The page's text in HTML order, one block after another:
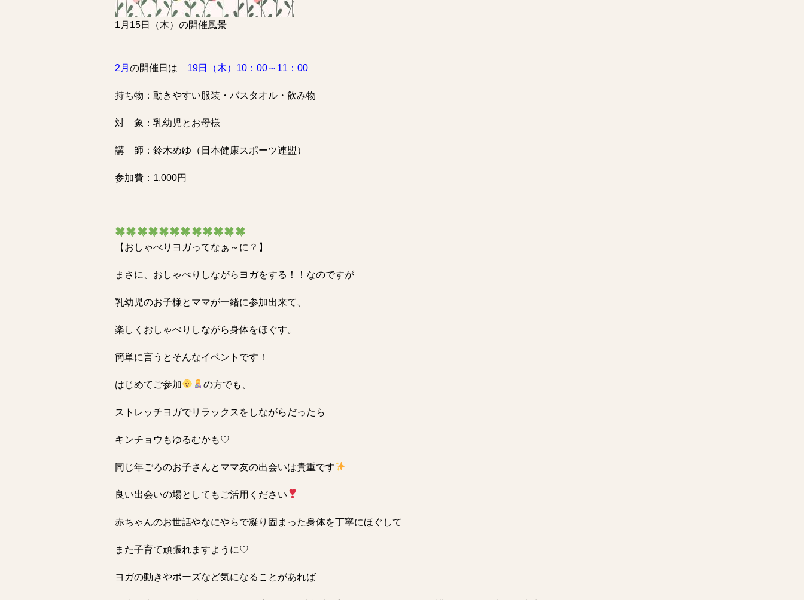
1月15日（木）の開催風景
2月 の開催日は 19日（木）10：00～11：00
持ち物：動きやすい服装・バスタオル・飲み物
対 象：乳幼児とお母様
講 師：鈴木めゆ（日本健康スポーツ連盟）
参加費：1,000円
【おしゃべりヨガってなぁ～に？】
まさに、おしゃべりしながらヨガをする！！なのですが
乳幼児のお子様とママが一緒に参加出来て、
楽しくおしゃべりしながら身体をほぐす。
簡単に言うとそんなイベントです！
はじめてご参加 の方でも、
ストレッチヨガでリラックスをしながらだったら
キンチョウもゆるむかも♡
同じ年ごろのお子さんとママ友の出会いは貴重です
良い出会いの場としてもご活用ください
赤ちゃんのお世話やなにやらで凝り固まった身体を丁寧にほぐして
また子育て頑張れますように♡
ヨガの動きやポーズなど気になることがあれば